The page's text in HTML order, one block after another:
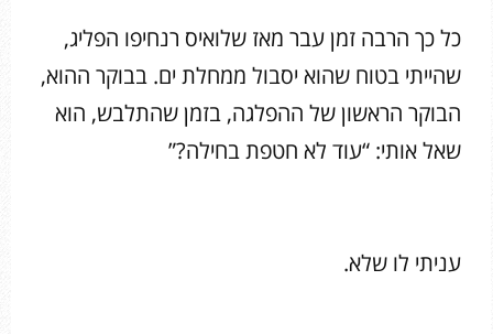
כל כך הרבה זמן עבר מאז שלואיס רנחיפו הפליג,
שהייתי בטוח שהוא יסבול ממחלת ים. בבוקר ההוא,
הבוקר הראשון של ההפלגה, בזמן שהתלבש, הוא
שאל אותי: “עוד לא חטפת בחילה?”
עניתי לו שלא.